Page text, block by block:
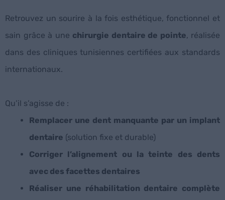
Retrouvez un sourire à la fois esthétique, fonctionnel et
sain grâce à une chirurgie dentaire de pointe, réalisée
dans des cliniques tunisiennes certifiées aux standards
internationaux.
Qu’il s’agisse de :
Remplacer une dent manquante par un implant
dentaire (solution fixe et durable)
Corriger l’alignement ou la teinte des dents
avec des facettes dentaires
Réaliser une réhabilitation dentaire complète